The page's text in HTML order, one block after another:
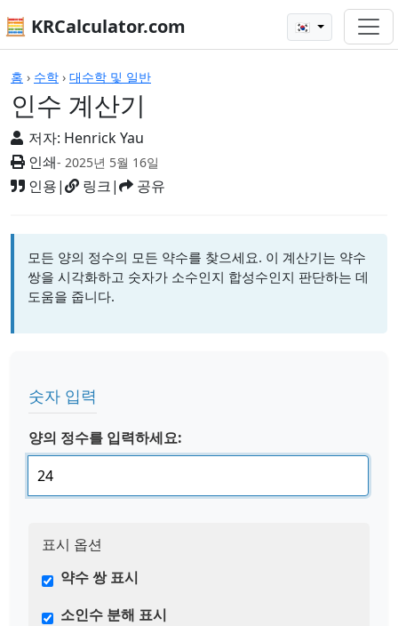
🧮 KRCalculator.com 🇰🇷
홈 › 수학 › 대수학 및 일반
인수 계산기
저자: Henrick Yau
인쇄- 2025년 5월 16일
인용| 링크| 공유
계산기
모든 양의 정수의 모든 약수를 찾으세요. 이 계산기는 약수
쌍을 시각화하고 숫자가 소수인지 합성수인지 판단하는 데
도움을 줍니다.
숫자 입력
양의 정수를 입력하세요:
표시 옵션
약수 쌍 표시
소인수 분해 표시